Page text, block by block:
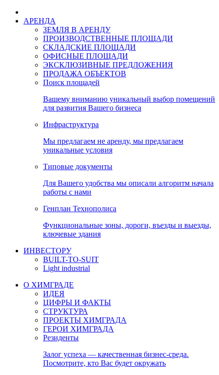
АРЕНДА
ЗЕМЛЯ В АРЕНДУ
ПРОИЗВОДСТВЕННЫЕ ПЛОЩАДИ
СКЛАДСКИЕ ПЛОЩАДИ
ОФИСНЫЕ ПЛОЩАДИ
ЭКСКЛЮЗИВНЫЕ ПРЕДЛОЖЕНИЯ
ПРОДАЖА ОБЪЕКТОВ
Поиск площадей
Вашему вниманию уникальный выбор помещений
для развития Вашего бизнеса
Инфраструктура
Мы предлагаем не аренду, мы предлагаем
уникальные условия
Типовые документы
Для Вашего удобства мы описали алгоритм начала
работы с нами
Генплан Технополиса
Функциональные зоны, дороги, въезды и выезды,
ключевые здания
ИНВЕСТОРУ
BUILT-TO-SUIT
Light industrial
О ХИМГРАДЕ
ИДЕЯ
ЦИФРЫ И ФАКТЫ
СТРУКТУРА
ПРОЕКТЫ ХИМГРАДА
ГЕРОИ ХИМГРАДА
Резиденты
Залог успеха — качественная бизнес-среда.
Посмотрите, кто Вас будет окружать